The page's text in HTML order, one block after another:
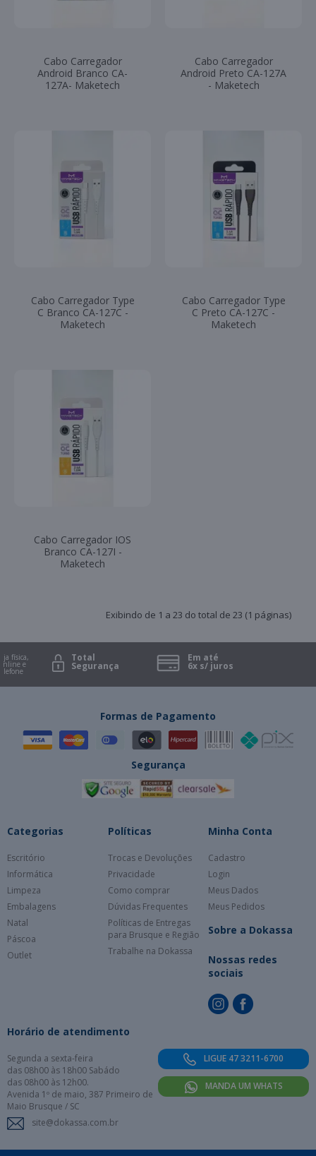
Cabo Carregador
Android Branco CA-
127A- Maketech
Cabo Carregador
Android Preto CA-127A
- Maketech
Cabo Carregador Type
C Branco CA-127C -
Maketech
Cabo Carregador Type
C Preto CA-127C -
Maketech
Cabo Carregador IOS
Branco CA-127I -
Maketech
Exibindo de 1 a 23 do total de 23 (1 páginas)
física,
e
Total
Segurança
Em até
6x s/ juros
Formas de Pagamento
Segurança
Categorias
Escritório
Informática
Limpeza
Embalagens
Natal
Páscoa
Outlet
Políticas
Trocas e Devoluções
Privacidade
Como comprar
Dúvidas Frequentes
Políticas de Entregas
para Brusque e Região
Trabalhe na Dokassa
Minha Conta
Cadastro
Login
Meus Dados
Meus Pedidos
Sobre a Dokassa
Nossas redes
sociais
Horário de atendimento
Segunda a sexta-feira
das 08h00 às 18h00 Sabádo
das 08h00 às 12h00.
Avenida 1º de maio, 387 Primeiro de
Maio Brusque / SC
site@dokassa.com.br
LIGUE 47 3211-6700
MANDA UM WHATS